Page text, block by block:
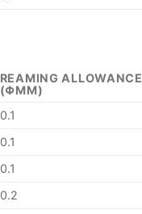
REAMING ALLOWANCE
(ΦMM)
0.1
0.1
0.1
0.2